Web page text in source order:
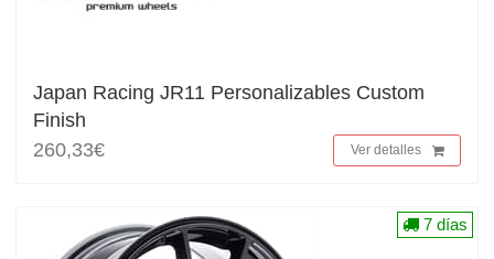
Japan Racing JR11 Personalizables Custom
Finish
260,33€
Ver detalles
7 días